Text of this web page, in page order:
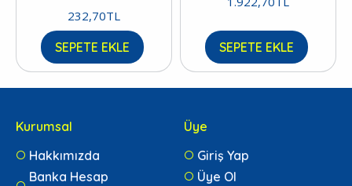
232,70TL
SEPETE EKLE
SEPETE EKLE
Kurumsal
Hakkımızda
Banka Hesap
Üye
Giriş Yap
Üye Ol